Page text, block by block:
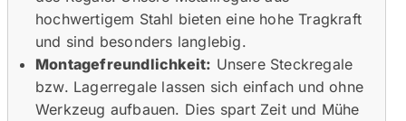
hochwertigem Stahl bieten eine hohe Tragkraft
und sind besonders langlebig.
Montagefreundlichkeit: Unsere Steckregale
bzw. Lagerregale lassen sich einfach und ohne
Werkzeug aufbauen. Dies spart Zeit und Mühe